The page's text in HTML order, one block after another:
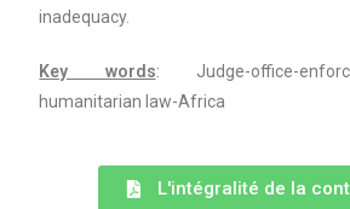
inadequacy.
Key words: Judge-office-
humanitarian law-Africa
L'intégralité de la